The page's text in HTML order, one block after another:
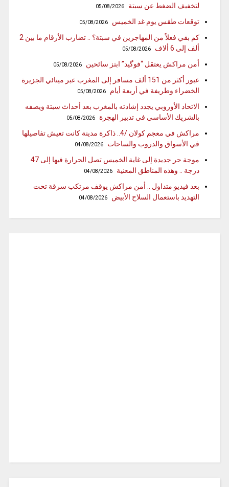
لتخفيف الضغط عن سبتة
05/08/2026
توقعات طقس يوم غد الخميس 05/08/2026
كم بقي فعلاً من المهاجرين في سبتة؟ .. تضارب الأرقام ما بين 2
ألف إلى 6 ألاف
05/08/2026
أمن مراكش يعتقل “فوگيد” ابتز سائحين 05/08/2026
عبور أكثر من 151 ألف مسافر إلى المغرب عبر مينائي الجزيرة
الخضراء وطريفة في أربعة أيام
05/08/2026
الاتحاد الأوروبي يجدد إشادته بالمغرب بعد أحداث سبتة ويصفه
بالشريك الأساسي في تدبير الهجرة
05/08/2026
مراكش في معجم كولان /4.. ذاكرة مدينة كانت تعيش تفاصيلها
في الأسواق والدروب والساحات
04/08/2026
موجة حر جديدة إلى غاية الخميس تصل الحرارة فيها إلى 47
درجة .. وهذه المناطق المعنية
04/08/2026
بعد فيديو متداول .. أمن مراكش يوقف مرتكب سرقة تحت
التهديد باستعمال السلاح الأبيض
04/08/2026